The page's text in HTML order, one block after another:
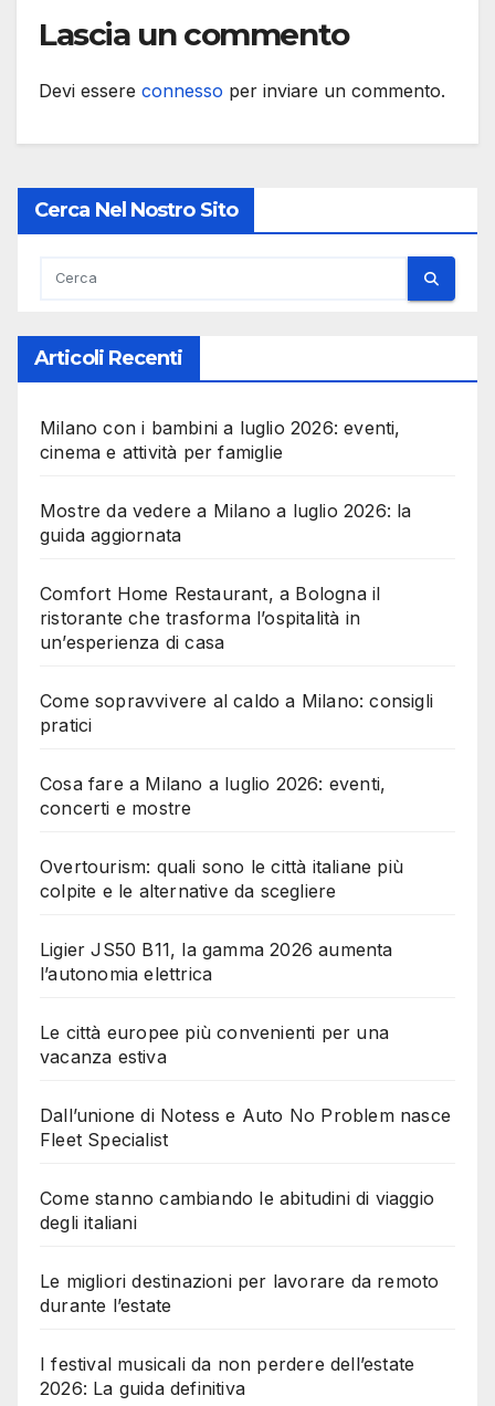
Lascia un commento
Devi essere connesso per inviare un commento.
Cerca Nel Nostro Sito
Articoli Recenti
Milano con i bambini a luglio 2026: eventi,
cinema e attività per famiglie
Mostre da vedere a Milano a luglio 2026: la
guida aggiornata
Comfort Home Restaurant, a Bologna il
ristorante che trasforma l’ospitalità in
un’esperienza di casa
Come sopravvivere al caldo a Milano: consigli
pratici
Cosa fare a Milano a luglio 2026: eventi,
concerti e mostre
Overtourism: quali sono le città italiane più
colpite e le alternative da scegliere
Ligier JS50 B11, la gamma 2026 aumenta
l’autonomia elettrica
Le città europee più convenienti per una
vacanza estiva
Dall’unione di Notess e Auto No Problem nasce
Fleet Specialist
Come stanno cambiando le abitudini di viaggio
degli italiani
Le migliori destinazioni per lavorare da remoto
durante l’estate
I festival musicali da non perdere dell’estate
2026: La guida definitiva